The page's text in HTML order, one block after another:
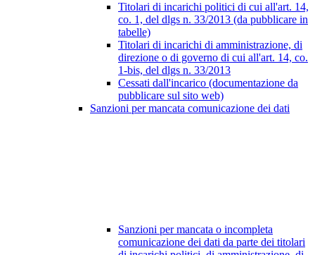
Titolari di incarichi politici di cui all'art. 14,
co. 1, del dlgs n. 33/2013 (da pubblicare in
tabelle)
Titolari di incarichi di amministrazione, di
direzione o di governo di cui all'art. 14, co.
1-bis, del dlgs n. 33/2013
Cessati dall'incarico (documentazione da
pubblicare sul sito web)
Sanzioni per mancata comunicazione dei dati
Sanzioni per mancata o incompleta
comunicazione dei dati da parte dei titolari